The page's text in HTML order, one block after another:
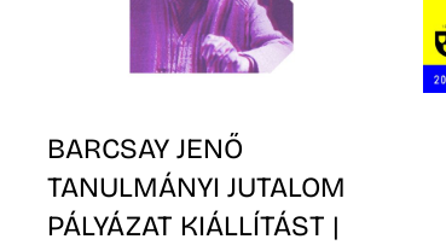
BARCSAY JENŐ
TANULMÁNYI JUTALOM
PÁLYÁZAT KIÁLLÍTÁST |